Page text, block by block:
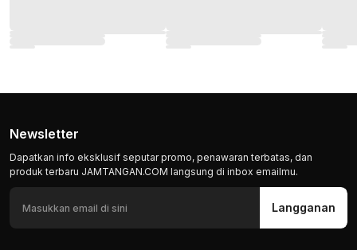
Newsletter
Dapatkan info eksklusif seputar promo, penawaran terbatas, dan
produk terbaru JAMTANGAN.COM langsung di inbox emailmu.
Langganan